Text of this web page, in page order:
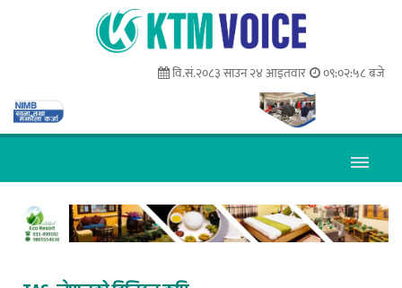
वि.सं.२०८३ साउन २४ आइतवार ०९:०२:५८ बजे